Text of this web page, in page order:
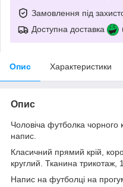
Замовлення під
Доступна доставка
Опис Характеристики
Опис
Чоловіча футболка чорного
напис.
Класичний прямий крій,
круглий. Тканина трикотаж,
Напис на футболці на